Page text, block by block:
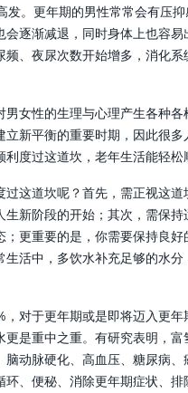
发。更年期的男性常常会有压
逐渐减退，同时身体上也容易
频、夜尿次数开始增多，消化系
女性的生理与心理产生各种各
立新平衡的重要时期，因此很多
度过这道坎，老年生活能轻松
过这道坎呢？首先，需正视这道
生新阶段的开始；其次，需保持
；更重要的是，你需要保持良好
生活中，多饮水补充足够的水分
，对于更年期或是即将迈入更年
更是重中之重。有研究表明，富
脑动脉硬化、高血压、糖尿病、
环、便秘、消除更年期症状、排